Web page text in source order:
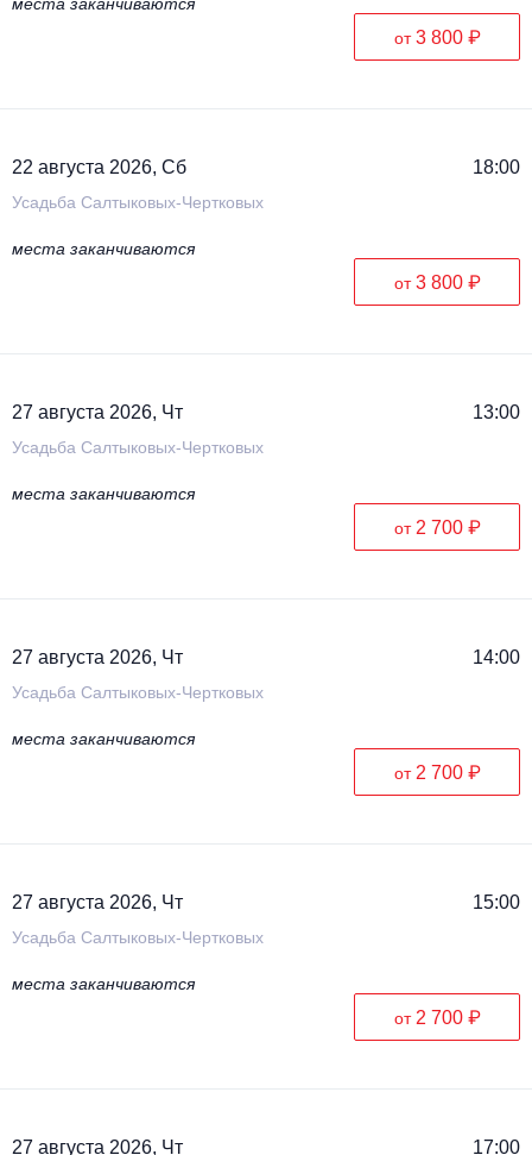
от3 800 ₽
22 августа 2026, Сб 18:00
Усадьба Салтыковых-Чертковых
места заканчиваются
от3 800 ₽
27 августа 2026, Чт 13:00
Усадьба Салтыковых-Чертковых
места заканчиваются
от 2 700 ₽
27 августа 2026, Чт 14:00
Усадьба Салтыковых-Чертковых
места заканчиваются
от 2 700 ₽
27 августа 2026, Чт 15:00
Усадьба Салтыковых-Чертковых
места заканчиваются
от 2 700 ₽
27 августа 2026, Чт 17:00